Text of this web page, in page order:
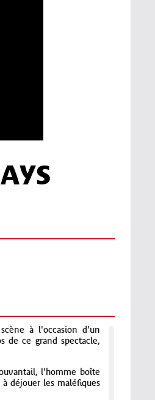
à l'occasion d'un
de ce grand spectacle,
l'homme boîte
déjouer les maléfiques